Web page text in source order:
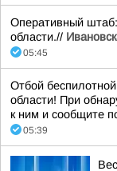
Оперативный
области.//
05:45
Отбой
области! При
к ним и сообщите
05:39